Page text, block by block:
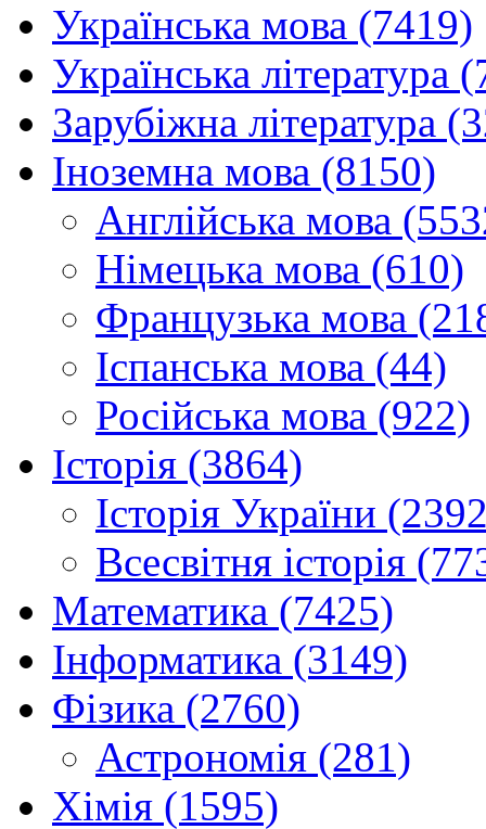
Українська мова (7419)
Українська література
Зарубіжна література
Іноземна мова (8150)
Англійська мова
Німецька мова (610)
Французька мова
Іспанська мова (44)
Російська мова (922)
Історія (3864)
Історія України
Всесвітня історія
Математика (7425)
Інформатика (3149)
Фізика (2760)
Астрономія (281)
Хімія (1595)